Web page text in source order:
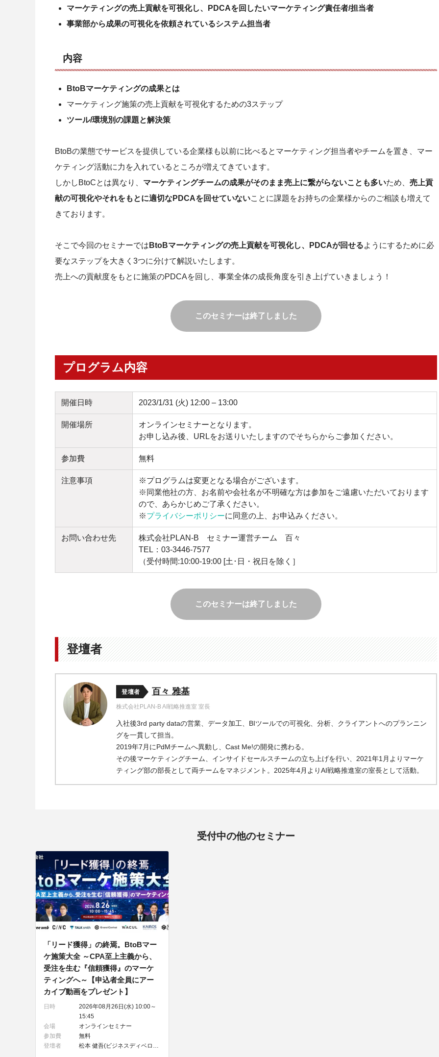
マーケティングの売上貢献を可視化し、PDCAを回したいマーケティング責任者/担当者
事業部から成果の可視化を依頼されているシステム担当者
内容
BtoBマーケティングの成果とは
マーケティング施策の売上貢献を可視化するための3ステップ
ツール/環境別の課題と解決策
BtoBの業態でサービスを提供している企業様も以前に比べるとマーケティング担当者やチームを置き、マー
ケティング活動に力を入れているところが増えてきています。
しかしBtoCとは異なり、 マーケティングチームの成果がそのまま売上に繋がらないことも多いため、 売上貢
献の可視化やそれをもとに適切なPDCAを回せていないことに課題をお持ちの企業様からのご相談も増えて
きております。
そこで今回のセミナーでは BtoBマーケティングの売上貢献を可視化し、PDCAが回せるようにするために必
要なステップを大きく3つに分けて解説いたします。
売上への貢献度をもとに施策のPDCAを回し、事業全体の成長角度を引き上げていきましょう！
このセミナーは終了しました
プログラム内容
開催日時 2023/1/31 (火) 12:00 – 13:00
開催場所
オンラインセミナーとなります。
お申し込み後、URLをお送りいたしますのでそちらからご参加ください。
参加費 無料
注意事項
※プログラムは変更となる場合がございます。
※同業他社の方、お名前や会社名が不明確な方は参加をご遠慮いただいております
ので、あらかじめご了承ください。
※プライバシーポリシーに同意の上、お申込みください。
お問い合わせ先
株式会社PLAN-B セミナー運営チーム 百々
TEL：03-3446-7577
（受付時間:10:00-19:00 [土･日・祝日を除く］
このセミナーは終了しました
登壇者
登壇者 百々 雅基
株式会社PLAN-B AI戦略推進室 室長
入社後3rd party dataの営業、データ加工、BIツールでの可視化、分析、クライアントへのプランニン
グを一貫して担当。
2019年7月にPdMチームへ異動し、Cast Me!の開発に携わる。
その後マーケティングチーム、インサイドセールスチームの立ち上げを行い、2021年1月よりマーケ
ティング部の部長として両チームをマネジメント。2025年4月よりAI戦略推進室の室長として活動。
受付中の他のセミナー
「リード獲得」の終焉。BtoBマー
ケ施策大全 ～CPA至上主義から、
受注を生む『信頼獲得』のマーケ
ティングへ～【申込者全員にアー
カイブ動画をプレゼント】
日時
2026年08月26日(水) 10:00～
15:45
会場
オンラインセミナー
参加費
無料
登壇者
松本 健吾(ビジネスディベロップメント部 プロダクトマーケティングマネージャー)